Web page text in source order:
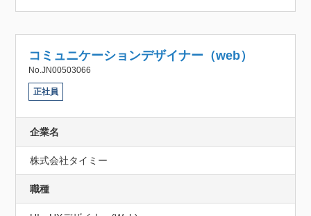
コミュニケーションデザイナー（web）
No.JN00503066
正社員
企業名
株式会社タイミー
職種